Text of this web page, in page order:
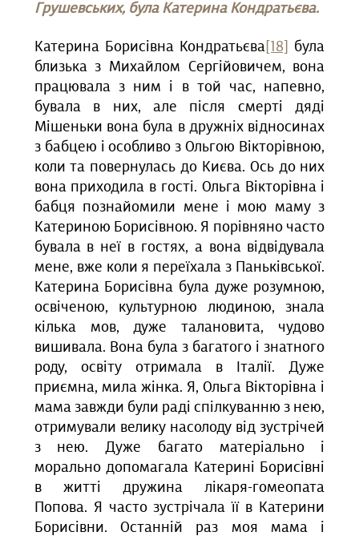
Грушевських, була Катерина Кондратьєва.
Катерина Борисівна Кондратьєва [18]
була
близька з Михайлом Сергійовичем, вона
працювала з ним і в той час, напевно,
бувала в них, але після смерті дяді
Мішеньки вона була в дружніх відносинах
з бабцею і особливо з Ольгою Вікторівною,
коли та повернулась до Києва. Ось до них
вона приходила в гості. Ольга Вікторівна і
бабця познайомили мене і мою маму з
Катериною Борисівною. Я порівняно часто
бувала в неї в гостях, а вона відвідувала
мене, вже коли я переїхала з Паньківської.
Катерина Борисівна була дуже розумною,
освіченою, культурною людиною, знала
кілька мов, дуже талановита, чудово
вишивала. Вона була з багатого і знатного
роду, освіту отримала в Італії. Дуже
приємна, мила жінка. Я, Ольга Вікторівна і
мама завжди були раді спілкуванню з нею,
отримували велику насолоду від зустрічей
з нею. Дуже багато матеріально і
морально допомагала Катерині Борисівні
в житті дружина лікаря-гомеопата
Попова. Я часто зустрічала її в Катерини
Борисівни. Останній раз моя мама і